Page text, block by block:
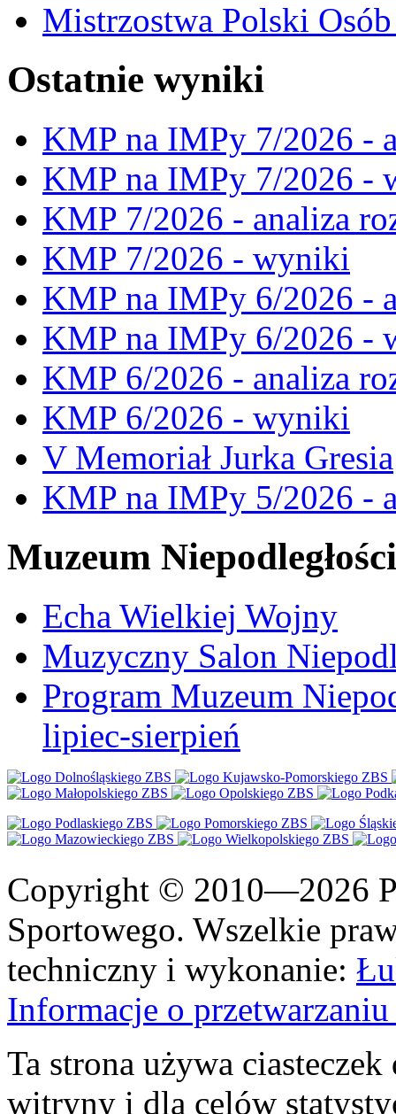
Mistrzostwa Polski
Ostatnie wyniki
KMP na IMPy 7/2026 -
KMP na IMPy 7/2026 -
KMP 7/2026 - analiza
KMP 7/2026 - wyniki
KMP na IMPy 6/2026 -
KMP na IMPy 6/2026 -
KMP 6/2026 - analiza
KMP 6/2026 - wyniki
V Memoriał Jurka Gresia
KMP na IMPy 5/2026 -
Muzeum Niepodległości
Echa Wielkiej Wojny
Muzyczny Salon
Program Muzeum
lipiec-sierpień
Copyright © 2010—2026
Sportowego. Wszelkie
techniczny i wykonanie:
Informacje o
Ta strona używa
witryny i dla celów